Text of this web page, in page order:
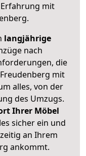
Erfahrung mit
.
langjährige
nach
die
mit
alles, von der
des Umzugs.
Ihrer Möbel
sicher ein und
an Ihrem
ankommt.